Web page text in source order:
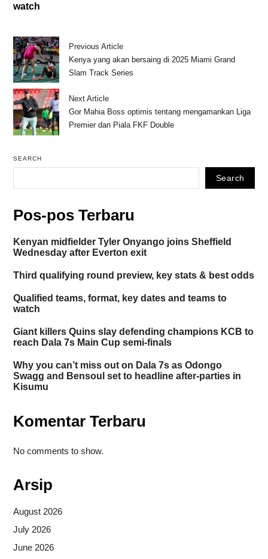
watch
Previous Article
Kenya yang akan bersaing di 2025 Miami Grand
Slam Track Series
Next Article
Gor Mahia Boss optimis tentang mengamankan Liga
Premier dan Piala FKF Double
SEARCH
Search
Pos-pos Terbaru
Kenyan midfielder Tyler Onyango joins Sheffield
Wednesday after Everton exit
Third qualifying round preview, key stats & best odds
Qualified teams, format, key dates and teams to
watch
Giant killers Quins slay defending champions KCB to
reach Dala 7s Main Cup semi-finals
Why you can’t miss out on Dala 7s as Odongo
Swagg and Bensoul set to headline after-parties in
Kisumu
Komentar Terbaru
No comments to show.
Arsip
August 2026
July 2026
June 2026